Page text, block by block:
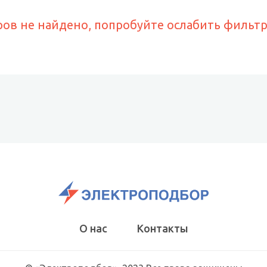
не найдено, попробуйте ослабить
О нас Контакты